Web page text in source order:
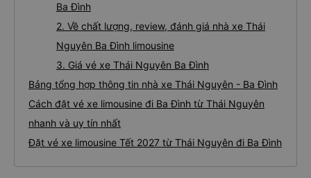
Ba Đình
2. Về chất lượng, review, đánh giá nhà xe Thái
Nguyên Ba Đình limousine
3. Giá vé xe Thái Nguyên Ba Đình
Bảng tổng hợp thông tin nhà xe Thái Nguyên - Ba Đình
Cách đặt vé xe limousine đi Ba Đình từ Thái Nguyên
nhanh và uy tín nhất
Đặt vé xe limousine Tết 2027 từ Thái Nguyên đi Ba Đình